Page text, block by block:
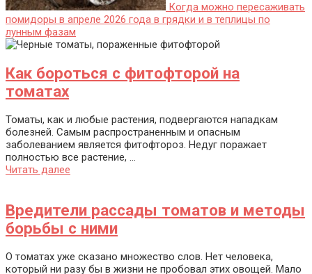
Когда можно пересаживать
помидоры в апреле 2026 года в грядки и в теплицы по
лунным фазам
Как бороться с фитофторой на
томатах
Томаты, как и любые растения, подвергаются нападкам
болезней. Самым распространенным и опасным
заболеванием является фитофтороз. Недуг поражает
полностью все растение, ...
Читать далее
Вредители рассады томатов и методы
борьбы с ними
О томатах уже сказано множество слов. Нет человека,
который ни разу бы в жизни не пробовал этих овощей. Мало